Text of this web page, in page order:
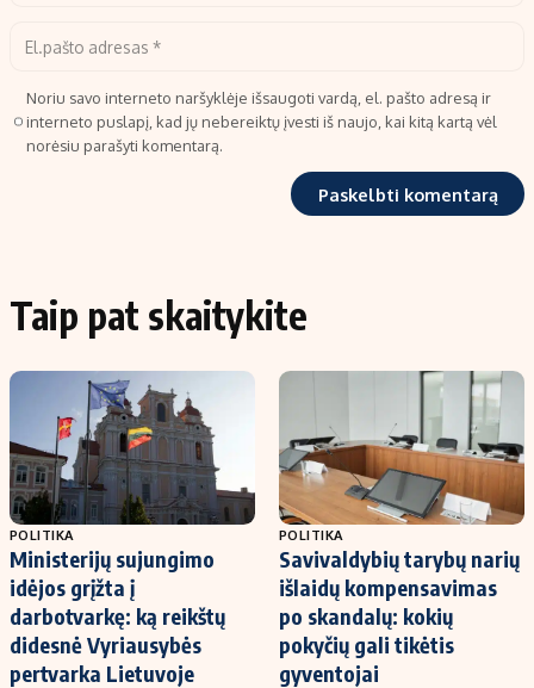
Noriu savo interneto naršyklėje išsaugoti vardą, el. pašto adresą ir
interneto puslapį, kad jų nebereiktų įvesti iš naujo, kai kitą kartą vėl
norėsiu parašyti komentarą.
Taip pat skaitykite
POLITIKA
Ministerijų sujungimo
idėjos grįžta į
darbotvarkę: ką reikštų
didesnė Vyriausybės
pertvarka Lietuvoje
POLITIKA
Savivaldybių tarybų narių
išlaidų kompensavimas
po skandalų: kokių
pokyčių gali tikėtis
gyventojai